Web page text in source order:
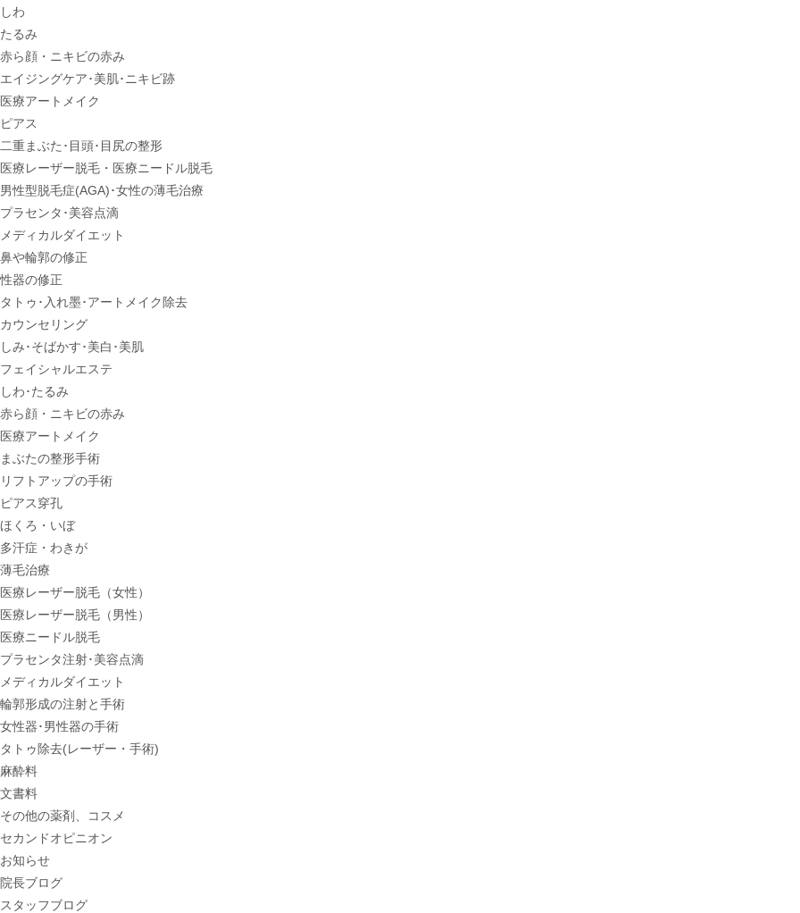
しわ
たるみ
赤ら顔・ニキビの赤み
エイジングケア･美肌･ニキビ跡
医療アートメイク
ピアス
二重まぶた･目頭･目尻の整形
医療レーザー脱毛・医療ニードル脱毛
男性型脱毛症(AGA)･女性の薄毛治療
プラセンタ･美容点滴
メディカルダイエット
鼻や輪郭の修正
性器の修正
タトゥ･入れ墨･アートメイク除去
カウンセリング
しみ･そばかす･美白･美肌
フェイシャルエステ
しわ･たるみ
赤ら顔・ニキビの赤み
医療アートメイク
まぶたの整形手術
リフトアップの手術
ピアス穿孔
ほくろ・いぼ
多汗症・わきが
薄毛治療
医療レーザー脱毛（女性）
医療レーザー脱毛（男性）
医療ニードル脱毛
プラセンタ注射･美容点滴
メディカルダイエット
輪郭形成の注射と手術
女性器･男性器の手術
タトゥ除去(レーザー・手術)
麻酔料
文書料
その他の薬剤、コスメ
セカンドオピニオン
お知らせ
院長ブログ
スタッフブログ